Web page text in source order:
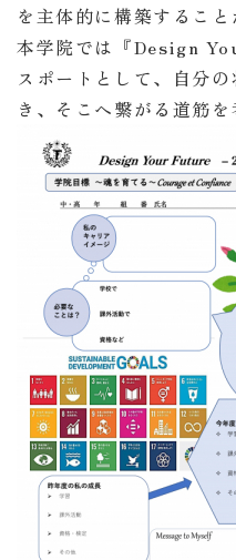
を主体的に構築すること
本学院では『Design
スポートとして、
自分
き、そこへ繋がる道筋を